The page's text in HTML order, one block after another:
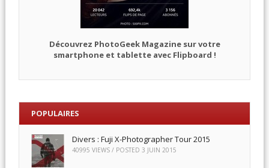
Découvrez PhotoGeek Magazine sur votre
smartphone et tablette avec Flipboard !
POPULAIRES
Divers : Fuji X-Photographer Tour 2015
40995 VIEWS / POSTED 3 JUIN 2015